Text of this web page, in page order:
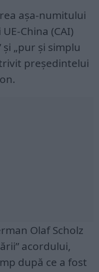
așa-numitului
China (CAI)
„pur și simplu
președintelui
Olaf Scholz
acordului,
după ce a fost